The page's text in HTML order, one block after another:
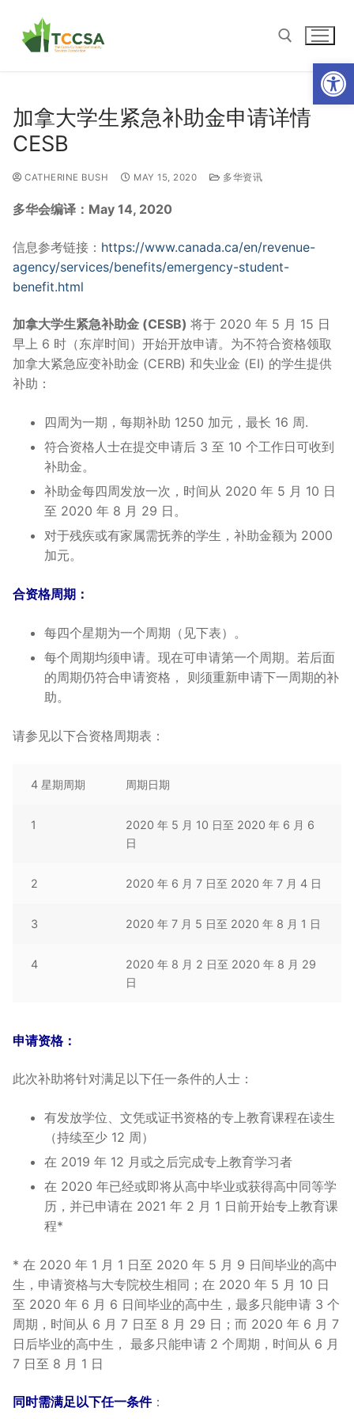
加拿大学生紧急补助金申请详情
CESB
CATHERINE BUSH MAY 15, 2020 多华资讯
多华会编译：May 14, 2020
信息参考链接： https://www.canada.ca/en/revenue-
agency/services/benefits/emergency-student-
benefit.html
加拿大学生紧急补助金 (CESB) 将于 2020 年 5 月 15 日
早上 6 时（东岸时间）开始开放申请。为不符合资格领取
加拿大紧急应变补助金 (CERB) 和失业金 (EI) 的学生提供
补助：
四周为一期，每期补助 1250 加元，最长 16 周.
符合资格人士在提交申请后 3 至 10 个工作日可收到
补助金。
补助金每四周发放一次，时间从 2020 年 5 月 10 日
至 2020 年 8 月 29 日。
对于残疾或有家属需抚养的学生，补助金额为 2000
加元。
合资格周期：
每四个星期为一个周期（见下表）。
每个周期均须申请。现在可申请第一个周期。若后面
的周期仍符合申请资格， 则须重新申请下一周期的补
助。
请参见以下合资格周期表：
4 星期周期 周期日期
1
2020 年 5 月 10 日至 2020 年 6 月 6
日
2 2020 年 6 月 7 日至 2020 年 7 月 4 日
3 2020 年 7 月 5 日至 2020 年 8 月 1 日
4
2020 年 8 月 2 日至 2020 年 8 月 29
日
申请资格：
此次补助将针对满足以下任一条件的人士：
有发放学位、文凭或证书资格的专上教育课程在读生
（持续至少 12 周）
在 2019 年 12 月或之后完成专上教育学习者
在 2020 年已经或即将从高中毕业或获得高中同等学
历，并已申请在 2021 年 2 月 1 日前开始专上教育课
程*
* 在 2020 年 1 月 1 日至 2020 年 5 月 9 日间毕业的高中
生，申请资格与大专院校生相同；在 2020 年 5 月 10 日
至 2020 年 6 月 6 日间毕业的高中生，最多只能申请 3 个
周期，时间从 6 月 7 日至 8 月 29 日；而 2020 年 6 月 7
日后毕业的高中生， 最多只能申请 2 个周期，时间从 6 月
7 日至 8 月 1 日
同时需满足以下任一条件：